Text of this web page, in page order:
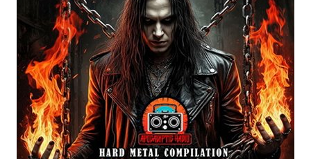
drakon-
144
Metal
Death,
Black,
Heavy,
Trash